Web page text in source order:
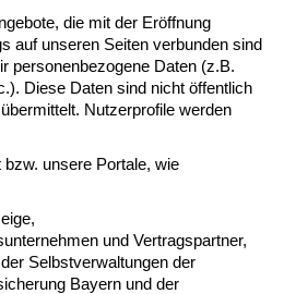
die mit der Eröffnung
auf unseren Seiten verbunden sind
personenbezogene Daten (z.B.
Diese Daten sind nicht öffentlich
Nutzerprofile werden
unsere Portale, wie
und Vertragspartner,
Selbstverwaltungen der
Bayern und der